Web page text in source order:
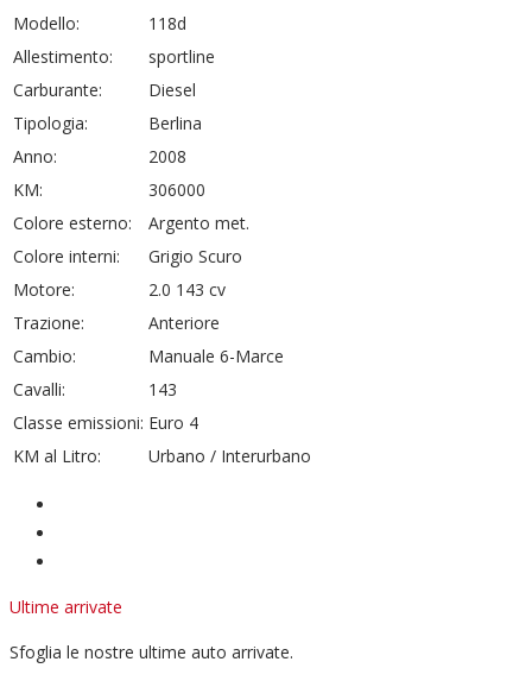
Modello:
118d
Allestimento:
sportline
Carburante:
Diesel
Tipologia:
Berlina
Anno:
2008
KM:
306000
Colore esterno:
Argento met.
Colore interni:
Grigio Scuro
Motore:
2.0 143 cv
Trazione:
Anteriore
Cambio:
Manuale 6-Marce
Cavalli:
143
Classe emissioni: Euro 4
KM al Litro:
Urbano / Interurbano
Ultime arrivate
Sfoglia le nostre ultime auto arrivate.